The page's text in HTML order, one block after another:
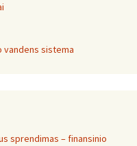
vandens sistema
sprendimas – finansinio